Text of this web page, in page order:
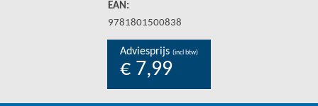
EAN:
9781801500838
Adviesprijs (incl btw)
€ 7,99